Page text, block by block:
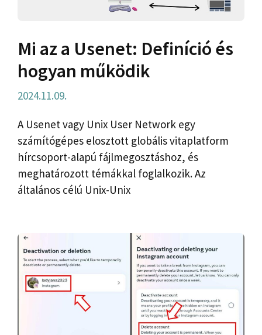
Mi az a Usenet: Definíció és
hogyan működik
2024.11.09.
A Usenet vagy Unix User Network egy
számítógépes elosztott globális vitaplatform
hírcsoport-alapú fájlmegosztáshoz, és
meghatározott témákkal foglalkozik. Az
általános célú Unix-Unix